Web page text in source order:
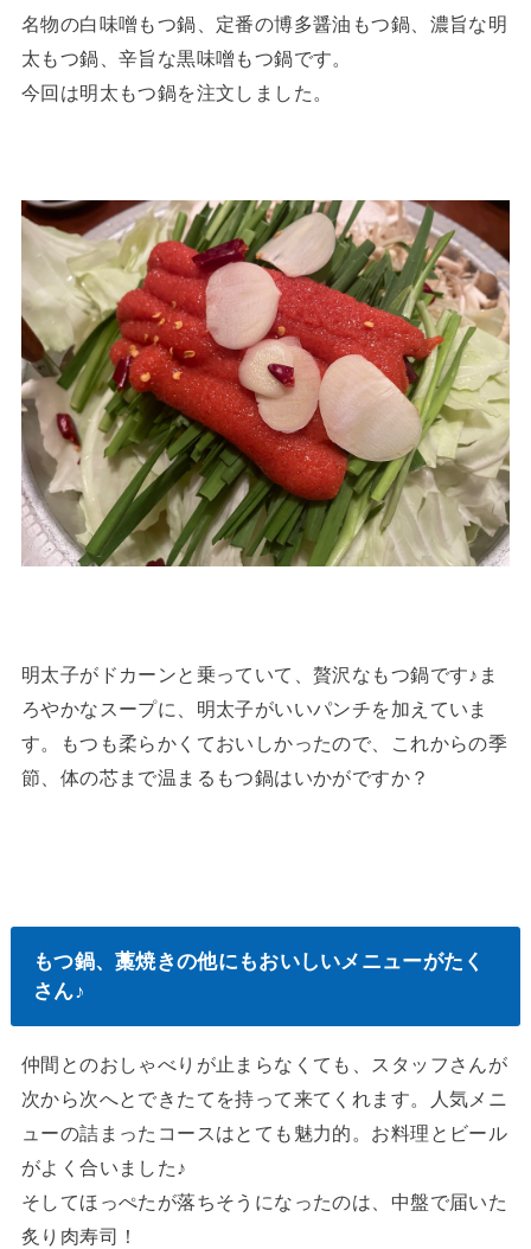
名物の白味噌もつ鍋、定番の博多醤油もつ鍋、濃旨な明
太もつ鍋、辛旨な黒味噌もつ鍋です。
今回は明太もつ鍋を注文しました。
明太子がドカーンと乗っていて、贅沢なもつ鍋です♪ま
ろやかなスープに、明太子がいいパンチを加えていま
す。もつも柔らかくておいしかったので、これからの季
節、体の芯まで温まるもつ鍋はいかがですか？
もつ鍋、藁焼きの他にもおいしいメニューがたく
さん♪
仲間とのおしゃべりが止まらなくても、スタッフさんが
次から次へとできたてを持って来てくれます。人気メニ
ューの詰まったコースはとても魅力的。お料理とビール
がよく合いました♪
そしてほっぺたが落ちそうになったのは、中盤で届いた
炙り肉寿司！